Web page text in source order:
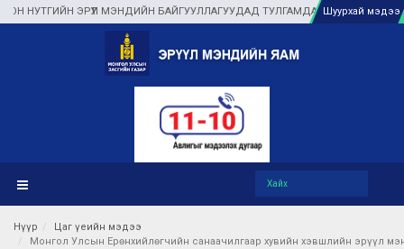
ЭРҮҮЛ МЭНДИЙН БАЙГУУЛЛАГУУДАД ТУЛГАМДАЖ БУЙ АСУУДЛЫГ ГАЗАР
Шуурхай мэдээ
Нүүр
Цаг үеийн мэдээ
Монгол Улсын Ерөнхийлөгчийн санаачилгаар хувийн хэвшлийн эрүүл